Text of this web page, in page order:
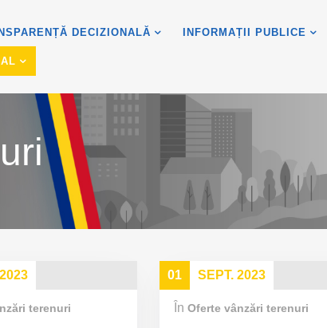
DECIZIONALĂ INFORMAȚII PUBLICE
terenuri
01 SEPT. 2023
ÎnOferte vânzări terenuri